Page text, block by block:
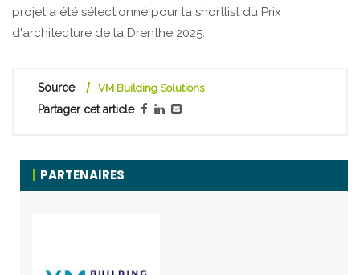
projet a été sélectionné pour la shortlist du Prix
d'architecture de la Drenthe 2025.
Source VM Building Solutions
Partager cet article
PARTENAIRES